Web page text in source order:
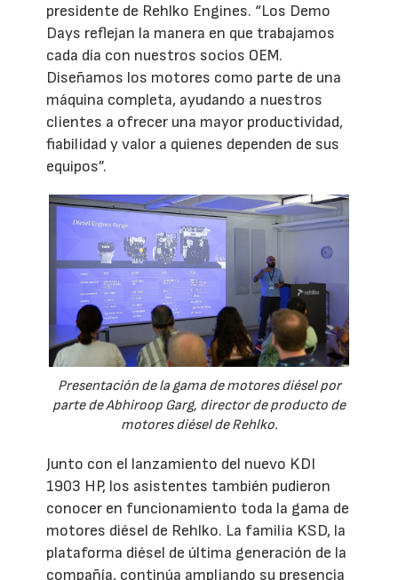
presidente de Rehlko Engines. “Los Demo
Days reflejan la manera en que trabajamos
cada día con nuestros socios OEM.
Diseñamos los motores como parte de una
máquina completa, ayudando a nuestros
clientes a ofrecer una mayor productividad,
fiabilidad y valor a quienes dependen de sus
equipos”.
Presentación de la gama de motores diésel por
parte de Abhiroop Garg, director de producto de
motores diésel de Rehlko.
Junto con el lanzamiento del nuevo KDI
1903 HP, los asistentes también pudieron
conocer en funcionamiento toda la gama de
motores diésel de Rehlko. La familia KSD, la
plataforma diésel de última generación de la
compañía, continúa ampliando su presencia